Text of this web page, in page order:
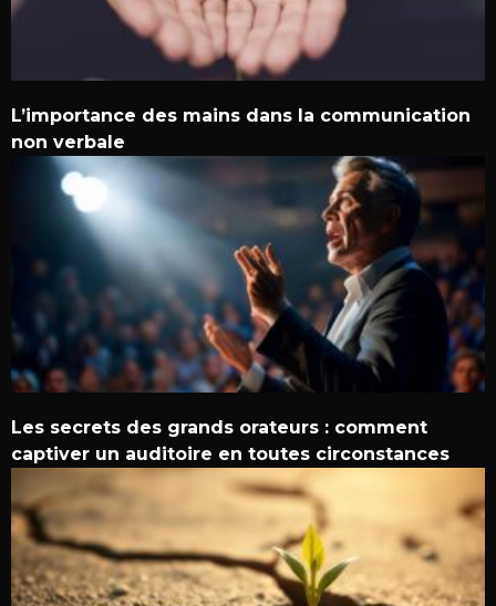
L’importance des mains dans la communication
non verbale
Les secrets des grands orateurs : comment
captiver un auditoire en toutes circonstances